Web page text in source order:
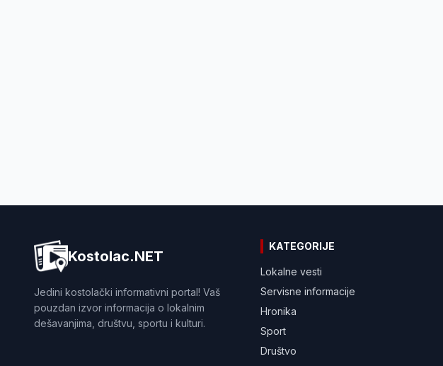
Kostolac.NET
Jedini kostolački informativni portal! Vaš
pouzdan izvor informacija o lokalnim
dešavanjima, društvu, sportu i kulturi.
KATEGORIJE
Lokalne vesti
Servisne informacije
Hronika
Sport
Društvo